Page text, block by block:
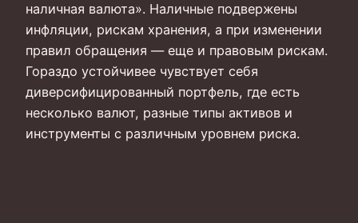
наличная валюта». Наличные подвержены
инфляции, рискам хранения, а при изменении
правил обращения — еще и правовым рискам.
Гораздо устойчивее чувствует себя
диверсифицированный портфель, где есть
несколько валют, разные типы активов и
инструменты с различным уровнем риска.